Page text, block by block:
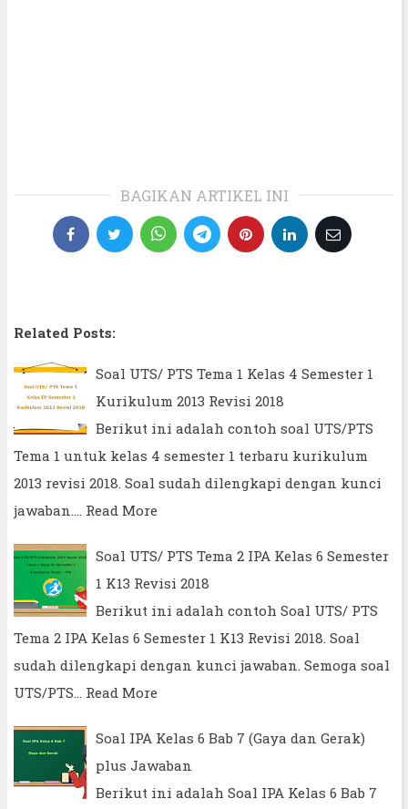
BAGIKAN ARTIKEL INI
Related Posts:
Soal UTS/ PTS Tema 1 Kelas 4 Semester 1
Kurikulum 2013 Revisi 2018
Berikut ini adalah contoh soal UTS/PTS
Tema 1 untuk kelas 4 semester 1 terbaru kurikulum
2013 revisi 2018. Soal sudah dilengkapi dengan kunci
jawaban.…
Read More
Soal UTS/ PTS Tema 2 IPA Kelas 6 Semester
1 K13 Revisi 2018
Berikut ini adalah contoh Soal UTS/ PTS
Tema 2 IPA Kelas 6 Semester 1 K13 Revisi 2018. Soal
sudah dilengkapi dengan kunci jawaban. Semoga soal
UTS/PTS…
Read More
Soal IPA Kelas 6 Bab 7 (Gaya dan Gerak)
plus Jawaban
Berikut ini adalah Soal IPA Kelas 6 Bab 7